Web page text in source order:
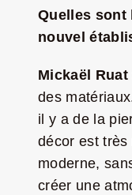
Quelles sont
nouvel
Mickaël Ruat
des
il y a de la
décor est
moderne,
créer une